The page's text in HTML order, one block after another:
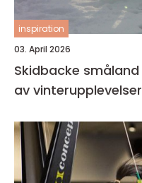
inspiration
03. April 2026
Skidbacke småland nära, familjärt och fullt
av vinterupplevelser